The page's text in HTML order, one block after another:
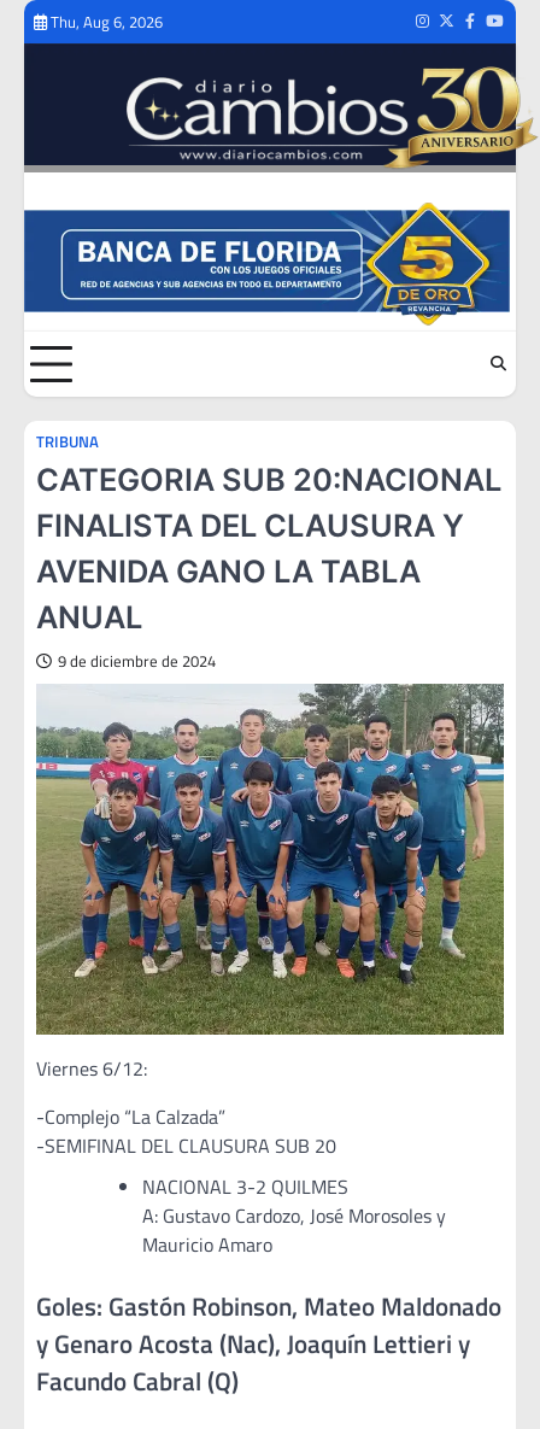
Skip
Thu, Aug 6, 2026 Instagram
TwitterFacebook
TRIBUNA
CATEGORIA SUB 20:NACIONAL
FINALISTA DEL CLAUSURA Y
AVENIDA GANO LA TABLA
ANUAL
9 de diciembre de 2024
Viernes 6/12:
-Complejo “La Calzada”
-SEMIFINAL DEL CLAUSURA SUB 20
NACIONAL 3-2 QUILMES
A: Gustavo Cardozo, José Morosoles y
Mauricio Amaro
Goles: Gastón Robinson, Mateo Maldonado
y Genaro Acosta (Nac), Joaquín Lettieri y
Facundo Cabral (Q)